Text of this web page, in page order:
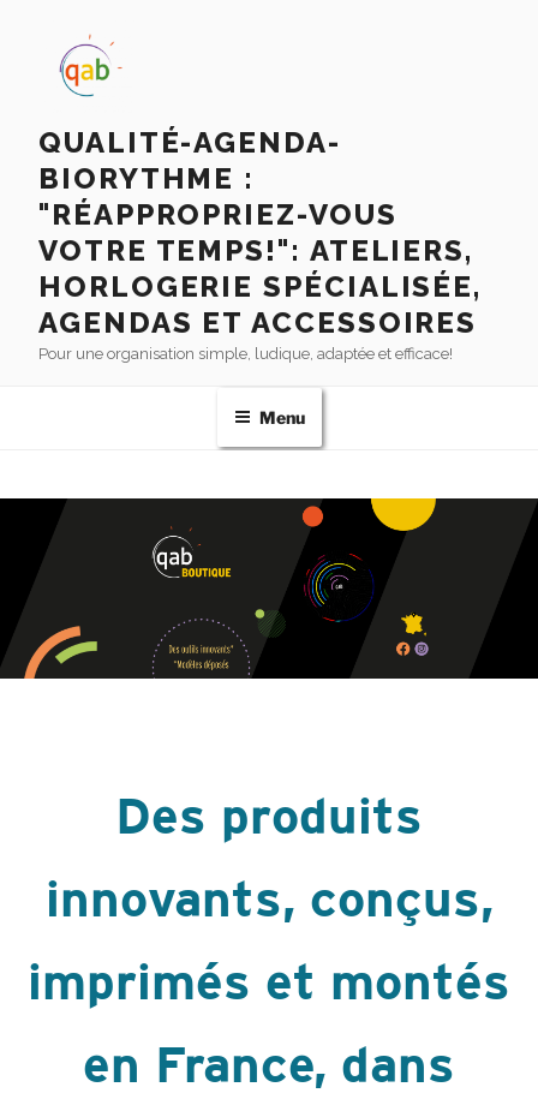
QUALITÉ-AGENDA-
BIORYTHME :
"RÉAPPROPRIEZ-VOUS
VOTRE TEMPS!": ATELIERS,
HORLOGERIE SPÉCIALISÉE,
AGENDAS ET ACCESSOIRES
Pour une organisation simple, ludique, adaptée et efficace!
Menu
Des produits
innovants, conçus,
imprimés et montés
en France, dans